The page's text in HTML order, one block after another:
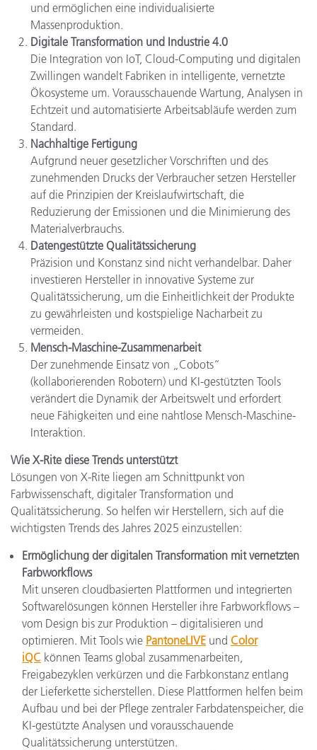
und ermöglichen eine individualisierte
Massenproduktion.
Digitale Transformation und Industrie 4.0
Die Integration von IoT, Cloud-Computing und digitalen
Zwillingen wandelt Fabriken in intelligente, vernetzte
Ökosysteme um. Vorausschauende Wartung, Analysen in
Echtzeit und automatisierte Arbeitsabläufe werden zum
Standard.
Nachhaltige Fertigung
Aufgrund neuer gesetzlicher Vorschriften und des
zunehmenden Drucks der Verbraucher setzen Hersteller
auf die Prinzipien der Kreislaufwirtschaft, die
Reduzierung der Emissionen und die Minimierung des
Materialverbrauchs.
Datengestützte Qualitätssicherung
Präzision und Konstanz sind nicht verhandelbar. Daher
investieren Hersteller in innovative Systeme zur
Qualitätssicherung, um die Einheitlichkeit der Produkte
zu gewährleisten und kostspielige Nacharbeit zu
vermeiden.
Mensch-Maschine-Zusammenarbeit
Der zunehmende Einsatz von „Cobots“
(kollaborierenden Robotern) und KI-gestützten Tools
verändert die Dynamik der Arbeitswelt und erfordert
neue Fähigkeiten und eine nahtlose Mensch-Maschine-
Interaktion.
Wie X-Rite diese Trends unterstützt
Lösungen von X-Rite liegen am Schnittpunkt von
Farbwissenschaft, digitaler Transformation und
Qualitätssicherung. So helfen wir Herstellern, sich auf die
wichtigsten Trends des Jahres 2025 einzustellen:
Ermöglichung der digitalen Transformation mit vernetzten
Farbworkflows
Mit unseren cloudbasierten Plattformen und integrierten
Softwarelösungen können Hersteller ihre Farbworkflows –
vom Design bis zur Produktion – digitalisieren und
optimieren. Mit Tools wie PantoneLIVE und Color
iQC können Teams global zusammenarbeiten,
Freigabezyklen verkürzen und die Farbkonstanz entlang
der Lieferkette sicherstellen. Diese Plattformen helfen beim
Aufbau und bei der Pflege zentraler Farbdatenspeicher, die
KI-gestützte Analysen und vorausschauende
Qualitätssicherung unterstützen.